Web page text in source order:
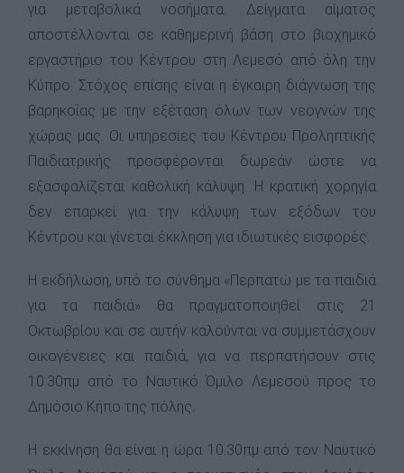
για μεταβολικά νοσήματα. Δείγματα αίματος
αποστέλλονται σε καθημερινή βάση στο βιοχημικό
εργαστήριο του Κέντρου στη Λεμεσό από όλη την
Κύπρο. Στόχος επίσης είναι η έγκαιρη διάγνωση της
βαρηκοΐας με την εξέταση όλων των νεογνών της
χώρας μας. Οι υπηρεσίες του Κέντρου Προληπτικής
Παιδιατρικής προσφέρονται δωρεάν ώστε να
εξασφαλίζεται καθολική κάλυψη. Η κρατική χορηγία
δεν επαρκεί για την κάλυψη των εξόδων του
Κέντρου και γίνεται έκκληση για ιδιωτικές εισφορές.
Η εκδήλωση, υπό το σύνθημα «Περπατώ με τα παιδιά
για τα παιδιά» θα πραγματοποιηθεί στις 21
Οκτωβρίου και σε αυτήν καλούνται να συμμετάσχουν
οικογένειες και παιδιά, για να περπατήσουν στις
10.30πμ από το Ναυτικό Όμιλο Λεμεσού προς το
Δημόσιο Κήπο της πόλης.
Η εκκίνηση θα είναι η ώρα 10.30πμ από τον Ναυτικό